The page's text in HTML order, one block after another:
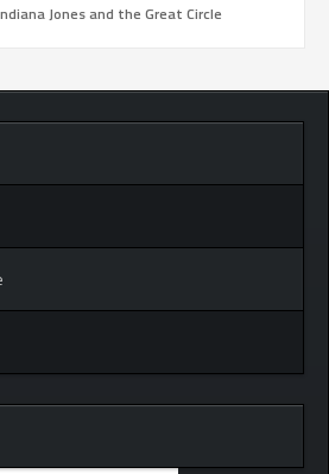
Jones and the Great Circle